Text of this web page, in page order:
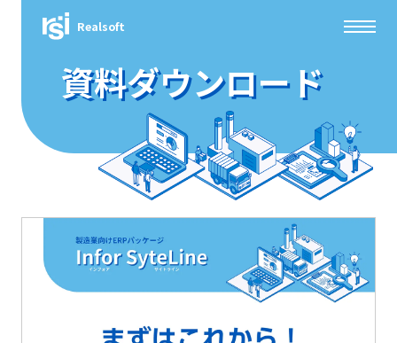
Realsoft
資料ダウンロード